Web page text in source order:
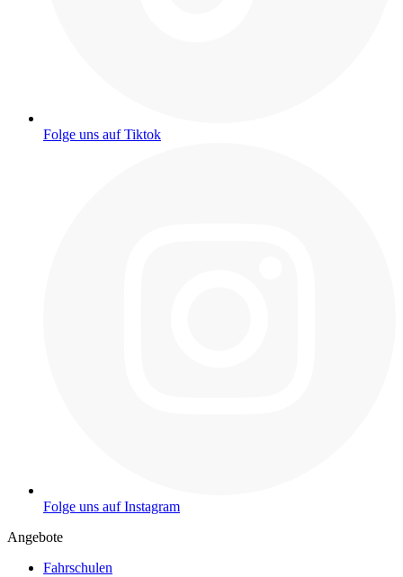
Folge uns auf Tiktok
Folge uns auf Instagram
Angebote
Fahrschulen